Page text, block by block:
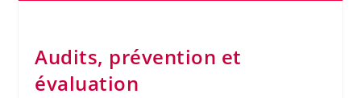
Audits, prévention et
évaluation